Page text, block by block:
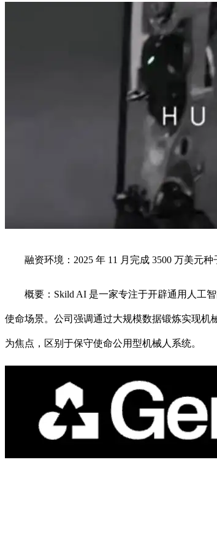
融资环境：2025 年 11 月完成 3500 万美元种
概要：Skild AI 是一家专注于开辟通用人工智
使命场景。公司强调通过大规模数据锻炼实现机
为焦点，区别于保守使命公用型机械人系统。